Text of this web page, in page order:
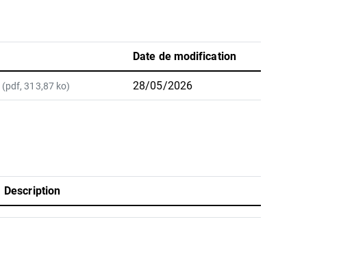
Date de modification
(pdf, 313,87 ko) 28/05/2026
Description